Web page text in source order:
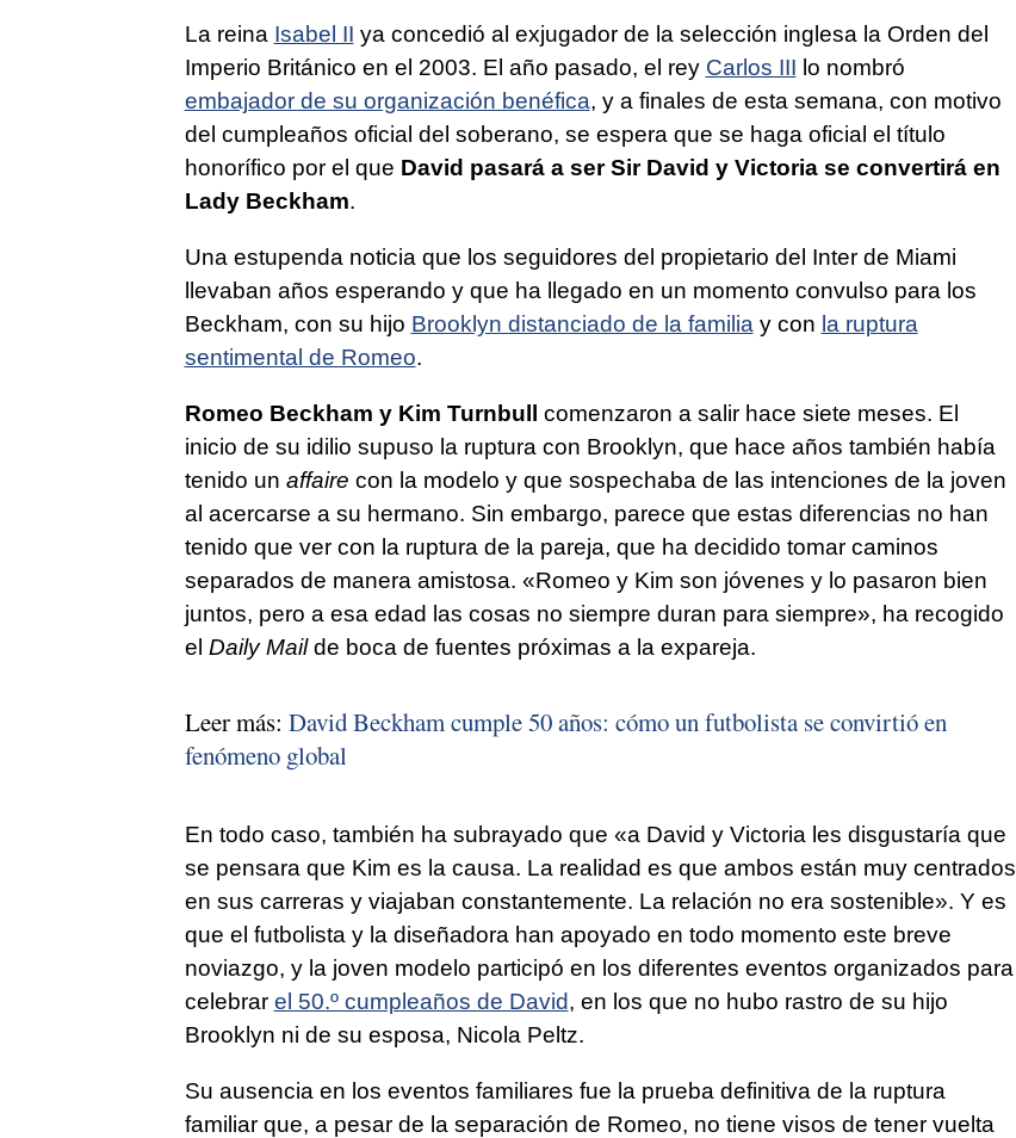
La reina Isabel II ya concedió al exjugador de la selección inglesa la Orden del
Imperio Británico en el 2003. El año pasado, el rey Carlos III lo nombró
embajador de su organización benéfica, y a finales de esta semana, con motivo
del cumpleaños oficial del soberano, se espera que se haga oficial el título
honorífico por el que David pasará a ser Sir David y Victoria se convertirá en
Lady Beckham.
Una estupenda noticia que los seguidores del propietario del Inter de Miami
llevaban años esperando y que ha llegado en un momento convulso para los
Beckham, con su hijo Brooklyn distanciado de la familia y con la ruptura
sentimental de Romeo.
Romeo Beckham y Kim Turnbull comenzaron a salir hace siete meses. El
inicio de su idilio supuso la ruptura con Brooklyn, que hace años también había
tenido un affaire con la modelo y que sospechaba de las intenciones de la joven
al acercarse a su hermano. Sin embargo, parece que estas diferencias no han
tenido que ver con la ruptura de la pareja, que ha decidido tomar caminos
separados de manera amistosa. «Romeo y Kim son jóvenes y lo pasaron bien
juntos, pero a esa edad las cosas no siempre duran para siempre», ha recogido
el Daily Mailde boca de fuentes próximas a la expareja.
Leer más: David Beckham cumple 50 años: cómo un futbolista se convirtió en
fenómeno global
En todo caso, también ha subrayado que «a David y Victoria les disgustaría que
se pensara que Kim es la causa. La realidad es que ambos están muy centrados
en sus carreras y viajaban constantemente. La relación no era sostenible». Y es
que el futbolista y la diseñadora han apoyado en todo momento este breve
noviazgo, y la joven modelo participó en los diferentes eventos organizados para
celebrar el 50.º cumpleaños de David, en los que no hubo rastro de su hijo
Brooklyn ni de su esposa, Nicola Peltz.
Su ausencia en los eventos familiares fue la prueba definitiva de la ruptura
familiar que, a pesar de la separación de Romeo, no tiene visos de tener vuelta